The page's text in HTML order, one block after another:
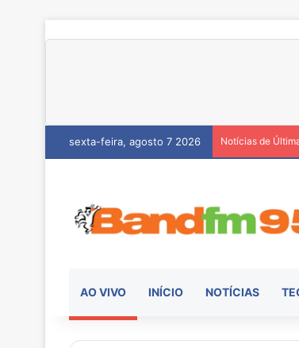
sexta-feira, agosto 7 2026 Notícias de
AO VIVO INÍCIO NOTÍCIAS